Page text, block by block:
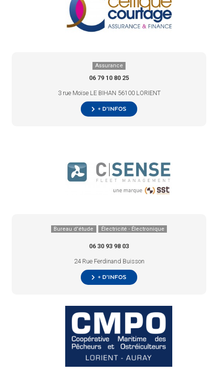
Assurance
06 79 10 80 25
3 rue Moïse LE BIHAN 56100 LORIENT
+ d’infos
Bureau d'étude Électricité - Électronique
06 30 93 98 03
24 Rue Ferdinand Buisson
+ d’infos